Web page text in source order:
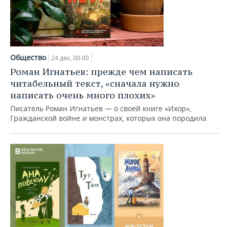
Общество 24 дек, 00:00
Роман Игнатьев: прежде чем написать
читабельный текст, «сначала нужно
написать очень много плохих»
Писатель Роман Игнатьев — о своей книге «Ихор»,
Гражданской войне и монстрах, которых она породила